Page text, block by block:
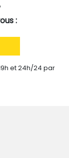
:
et 24h/24 par